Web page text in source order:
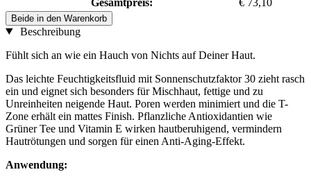
Beide in den Warenkorb
Beschreibung
Fühlt sich an wie ein Hauch von Nichts auf Deiner Haut.
Das leichte Feuchtigkeitsfluid mit Sonnenschutzfaktor 30 zieht rasch
ein und eignet sich besonders für Mischhaut, fettige und zu
Unreinheiten neigende Haut. Poren werden minimiert und die T-
Zone erhält ein mattes Finish. Pflanzliche Antioxidantien wie
Grüner Tee und Vitamin E wirken hautberuhigend, vermindern
Hautrötungen und sorgen für einen Anti-Aging-Effekt.
Anwendung: